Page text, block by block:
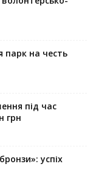
парк на честь
під час
грн
успіх